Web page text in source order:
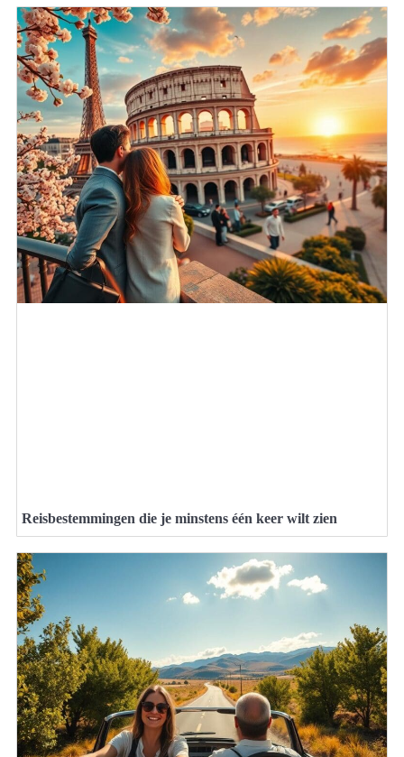
Reisbestemmingen die je minstens één keer wilt zien